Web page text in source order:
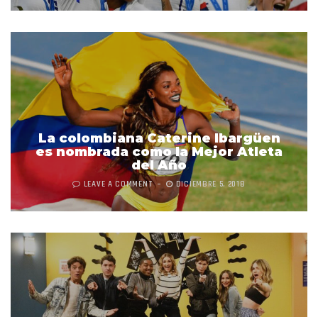
La colombiana Caterine Ibargüen
es nombrada como la Mejor Atleta
del Año
LEAVE A COMMENT DICIEMBRE 5, 2018